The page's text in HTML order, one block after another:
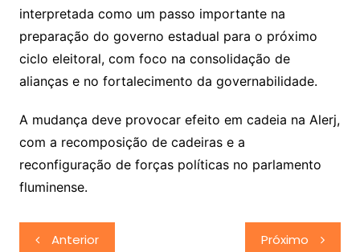
interpretada como um passo importante na
preparação do governo estadual para o próximo
ciclo eleitoral, com foco na consolidação de
alianças e no fortalecimento da governabilidade.
A mudança deve provocar efeito em cadeia na Alerj,
com a recomposição de cadeiras e a
reconfiguração de forças políticas no parlamento
fluminense.
Navegação
Anterior Próximo